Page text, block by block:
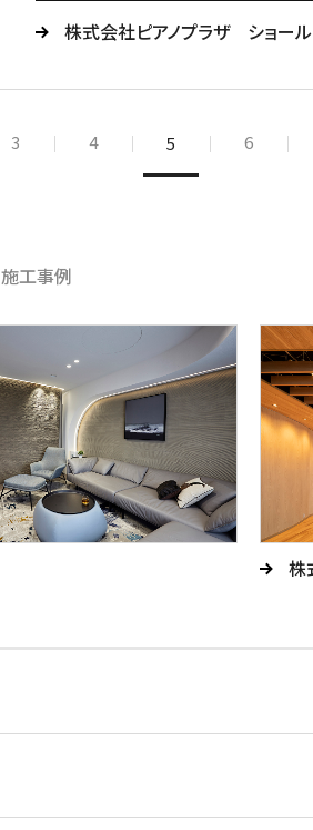
株式会社ピアノプラザ ショー
3 4 5 6
工事例
株